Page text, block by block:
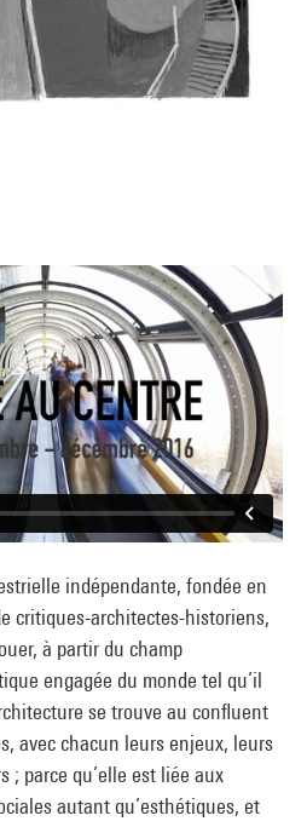
indépendante, fondée en
critiques-architectes-historiens,
à partir du champ
engagée du monde tel qu’il
se trouve au confluent
avec chacun leurs enjeux, leurs
; parce qu’elle est liée aux
autant qu’esthétiques, et